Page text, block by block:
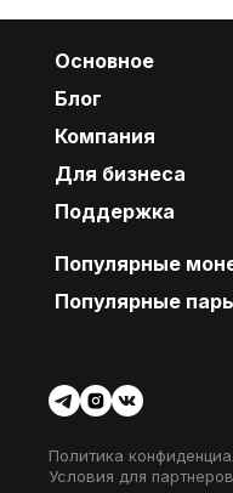
Основное
Блог
Компания
Для бизнеса
Поддержка
Популярные
Популярные
Политика
Условия для партнеров